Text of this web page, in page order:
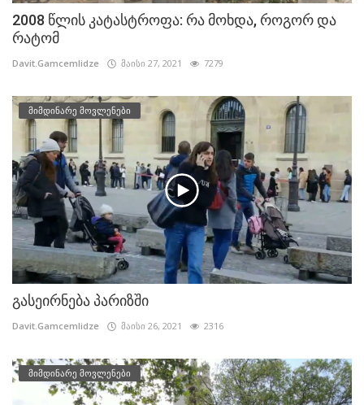
2008 წლის კატასტროფა: რა მოხდა, როგორ და
რატომ
Davit.Gamcemlidze მაისი 27, 2021 7279
მიმდინარე მოვლენები
გასეირნება პარიზში
Davit.Gamcemlidze მაისი 26, 2021 2316
მიმდინარე მოვლენები